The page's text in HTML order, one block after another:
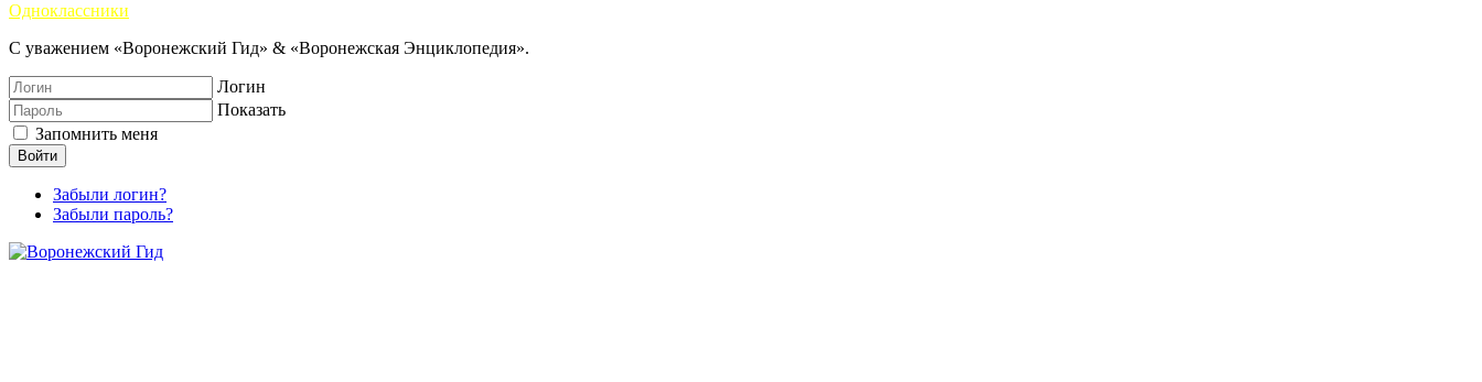
Одноклассники
С уважением «Воронежский Гид» & «Воронежская Энциклопедия».
Логин
Показать
Запомнить меня
Войти
Забыли логин?
Забыли пароль?